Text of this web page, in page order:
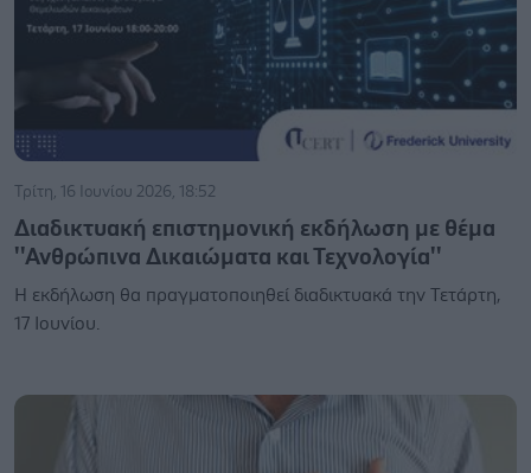
Τρίτη, 16 Ιουνίου 2026, 18:52
Διαδικτυακή επιστημονική εκδήλωση με θέμα
''Ανθρώπινα Δικαιώματα και Τεχνολογία''
Η εκδήλωση θα πραγματοποιηθεί διαδικτυακά την Τετάρτη,
17 Ιουνίου.